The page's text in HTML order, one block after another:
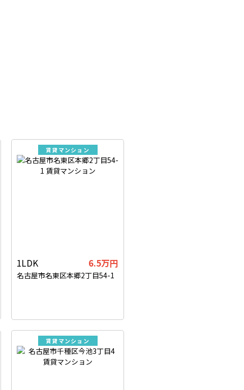
賃貸マンション
1LDK 6.5万円
名古屋市名東区本郷2丁目54-1
賃貸マンション